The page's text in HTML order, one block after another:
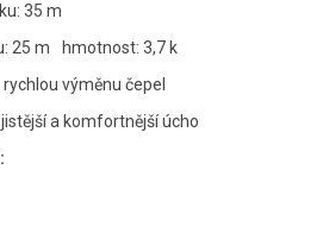
35 m
25 m
hmotnost: 3,7 k
výměnu čepel
a komfortnější úcho